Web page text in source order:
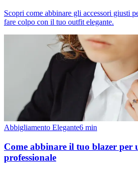
Scopri come abbinare gli accessori giusti
fare colpo con il tuo outfit elegante.
Abbigliamento Elegante6 min
Come abbinare il tuo blazer per
professionale